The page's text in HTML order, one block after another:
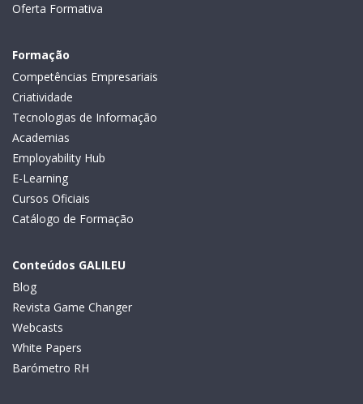
Oferta Formativa
Formação
Competências Empresariais
Criatividade
Tecnologias de Informação
Academias
Employability Hub
E-Learning
Cursos Oficiais
Catálogo de Formação
Conteúdos GALILEU
Blog
Revista Game Changer
Webcasts
White Papers
Barómetro RH